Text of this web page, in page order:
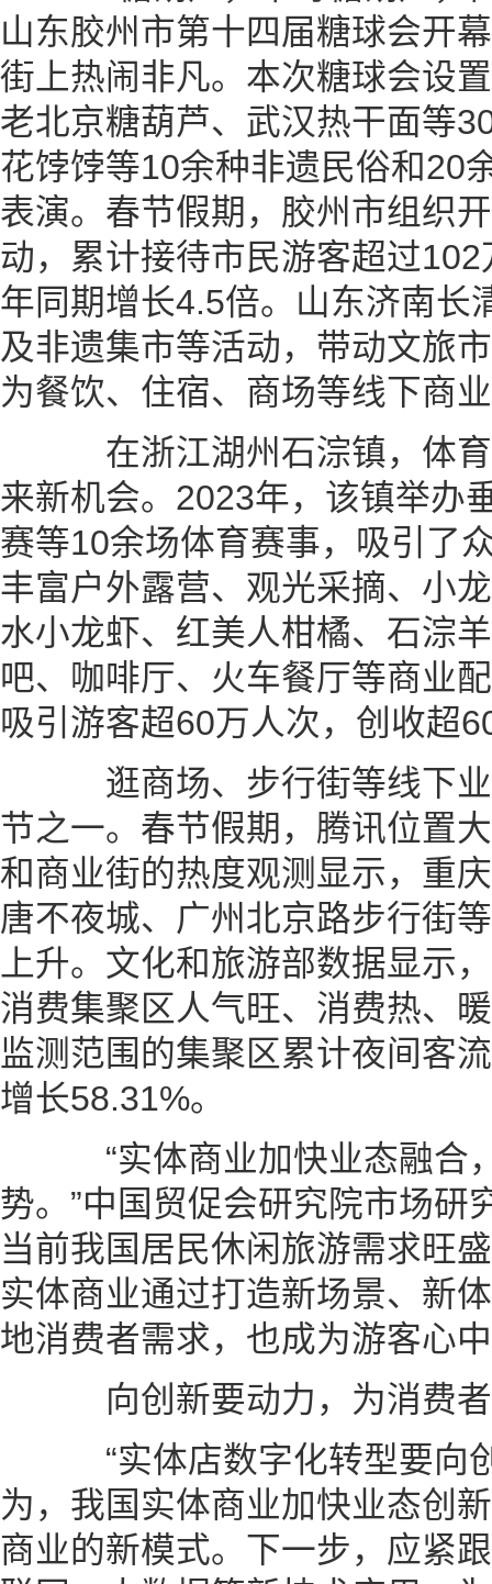
山东胶州市第十四届糖球会开
街上热闹非凡。本次糖球会设
老北京糖葫芦、武汉热干面等
花饽饽等10余种非遗民俗和20
表演。春节假期，胶州市组织
动，累计接待市民游客超过
年同期增长4.5倍。山东济南长
及非遗集市等活动，带动文旅
为餐饮、住宿、商场等线下商
在浙江湖州石淙镇，体育
来新机会。2023年，该镇举办
赛等10余场体育赛事，吸引了
丰富户外露营、观光采摘、小
水小龙虾、红美人柑橘、石淙
吧、咖啡厅、火车餐厅等商业
吸引游客超60万人次，创收超
逛商场、步行街等线下业
节之一。春节假期，腾讯位置
和商业街的热度观测显示，重
唐不夜城、广州北京路步行街
上升。文化和旅游部数据显示
消费集聚区人气旺、消费热、
监测范围的集聚区累计夜间客
增长58.31%。
“实体商业加快业态融合
势。”中国贸促会研究院市场研
当前我国居民休闲旅游需求旺
实体商业通过打造新场景、新
地消费者需求，也成为游客心
向创新要动力，为消费者
“实体店数字化转型要向
为，我国实体商业加快业态创
商业的新模式。下一步，应紧